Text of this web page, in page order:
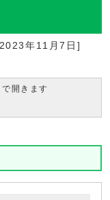
2023年11月7日 ]
開きます